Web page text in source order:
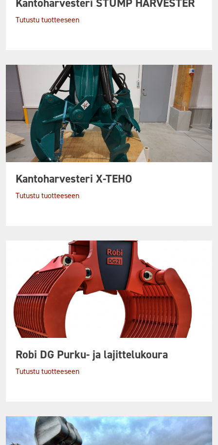
Tutustu tuotteeseen
Kantoharvesteri X-TEHO
Tutustu tuotteeseen
Robi DG Purku- ja lajittelukoura
Tutustu tuotteeseen